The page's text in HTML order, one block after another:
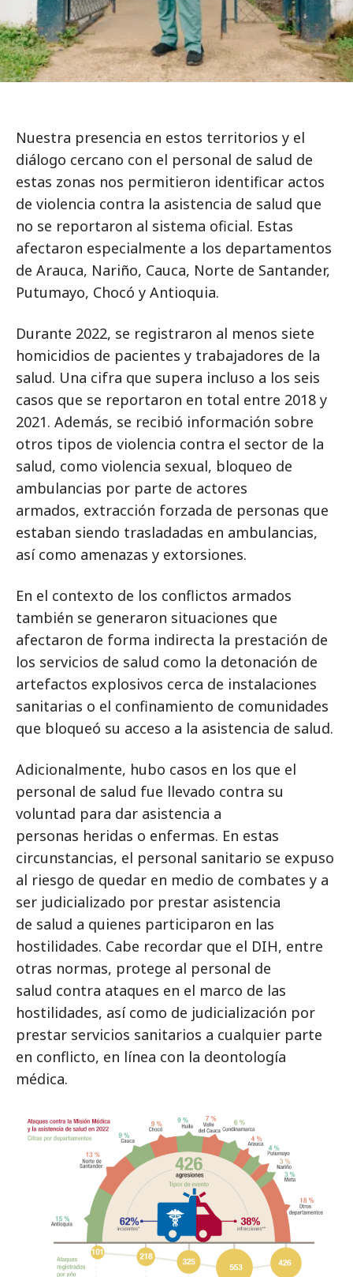
Nuestra presencia en estos territorios y el
diálogo cercano con el personal de salud de
estas zonas nos permitieron identificar actos
de violencia contra la asistencia de salud que
no se reportaron al sistema oficial. Estas
afectaron especialmente a los departamentos
de Arauca, Nariño, Cauca, Norte de Santander,
Putumayo, Chocó y Antioquia.
Durante 2022, se registraron al menos siete
homicidios de pacientes y trabajadores de la
salud. Una cifra que supera incluso a los seis
casos que se reportaron en total entre 2018 y
2021. Además, se recibió información sobre
otros tipos de violencia contra el sector de la
salud, como violencia sexual, bloqueo de
ambulancias por parte de actores
armados, extracción forzada de personas que
estaban siendo trasladadas en ambulancias,
así como amenazas y extorsiones.
En el contexto de los conflictos armados
también se generaron situaciones que
afectaron de forma indirecta la prestación de
los servicios de salud como la detonación de
artefactos explosivos cerca de instalaciones
sanitarias o el confinamiento de comunidades
que bloqueó su acceso a la asistencia de salud.
Adicionalmente, hubo casos en los que el
personal de salud fue llevado contra su
voluntad para dar asistencia a
personas heridas o enfermas. En estas
circunstancias, el personal sanitario se expuso
al riesgo de quedar en medio de combates y a
ser judicializado por prestar asistencia
de salud a quienes participaron en las
hostilidades. Cabe recordar que el DIH, entre
otras normas, protege al personal de
salud contra ataques en el marco de las
hostilidades, así como de judicialización por
prestar servicios sanitarios a cualquier parte
en conflicto, en línea con la deontología
médica.